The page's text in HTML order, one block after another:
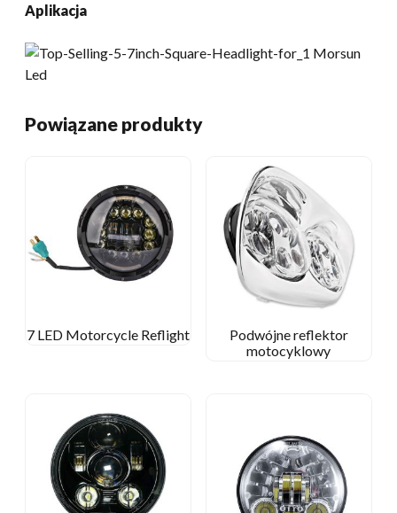
Aplikacja
Powiązane produkty
7 LED Motorcycle Reflight
Podwójne reflektor
motocyklowy